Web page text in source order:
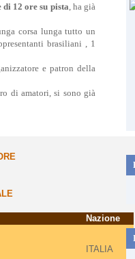
12 ore su pista, ha già
corsa lunga tutto un
brasiliani , 1
e patron della
di amatori, si sono già
Nazione
ITALIA